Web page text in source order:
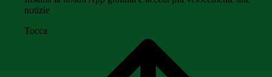
notizie
Tocca